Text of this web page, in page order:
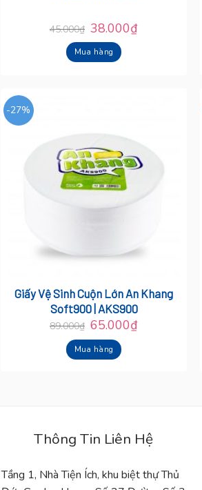
45.000₫ 38.000₫
Mua hàng
-27%
Giấy Vệ Sinh Cuộn Lớn An Khang
Soft900 | AKS900
89.000₫ 65.000₫
Mua hàng
Thông Tin Liên Hệ
Tầng 1, Nhà Tiện Ích, khu biệt thự Thủ